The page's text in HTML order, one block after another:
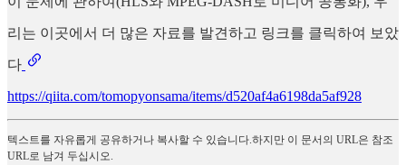
리는 이곳에서 더 많은 자료를 발견하고 링크를 클릭하여 보았
다
https://qiita.com/tomopyonsama/items/d520af4a6198da5af928
텍스트를 자유롭게 공유하거나 복사할 수 있습니다.하지만 이 문서의 URL은 참조
URL로 남겨 두십시오.